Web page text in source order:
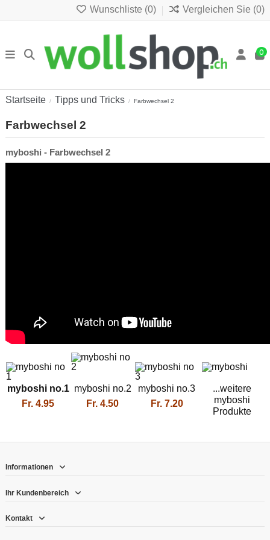
Wunschliste (0) Vergleichen Sie (0)
0
Startseite Tipps und Tricks Farbwechsel 2
Farbwechsel 2
myboshi - Farbwechsel 2
myboshi no.1
Fr. 4.95
myboshi no.2
Fr. 4.50
myboshi no.3
Fr. 7.20
...weitere
myboshi
Produkte
Informationen
Ihr Kundenbereich
Kontakt